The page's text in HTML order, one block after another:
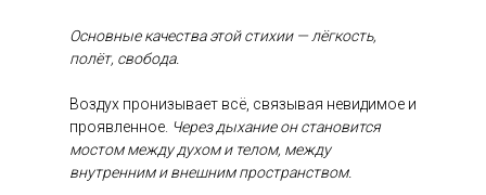
Основные качества этой стихии — лёгкость,
полёт, свобода.
Воздух пронизывает всё, связывая невидимое и
проявленное. Через дыхание он становится
мостом между духом и телом, между
внутренним и внешним пространством.